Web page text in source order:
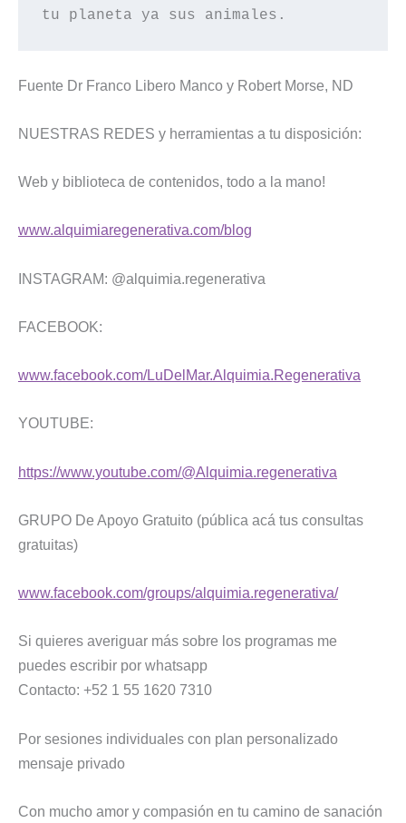
tu planeta ya sus animales.
Fuente Dr Franco Libero Manco y Robert Morse, ND
NUESTRAS REDES y herramientas a tu disposición:
Web y biblioteca de contenidos, todo a la mano!
www.alquimiaregenerativa.com/blog
INSTAGRAM: @alquimia.regenerativa
FACEBOOK:
www.facebook.com/LuDelMar.Alquimia.Regenerativa
YOUTUBE:
https://www.youtube.com/@Alquimia.regenerativa
GRUPO De Apoyo Gratuito (pública acá tus consultas
gratuitas)
www.facebook.com/groups/alquimia.regenerativa/
Si quieres averiguar más sobre los programas me
puedes escribir por whatsapp
Contacto: +52 1 55 1620 7310
Por sesiones individuales con plan personalizado
mensaje privado
Con mucho amor y compasión en tu camino de sanación